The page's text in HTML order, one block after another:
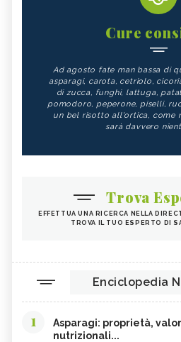
Cure
Ad agosto fate man bassa di
asparagi, carota, cetriolo,
di zucca, funghi, lattuga,
pomodoro, peperone, piselli,
un bel risotto all'ortica, come
sarà davvero
Trova
EFFETTUA UNA RICERCA NELLA
TROVA IL TUO ESPERTO DI
Enciclopedia
1
Asparagi: proprietà,
nutrizionali...